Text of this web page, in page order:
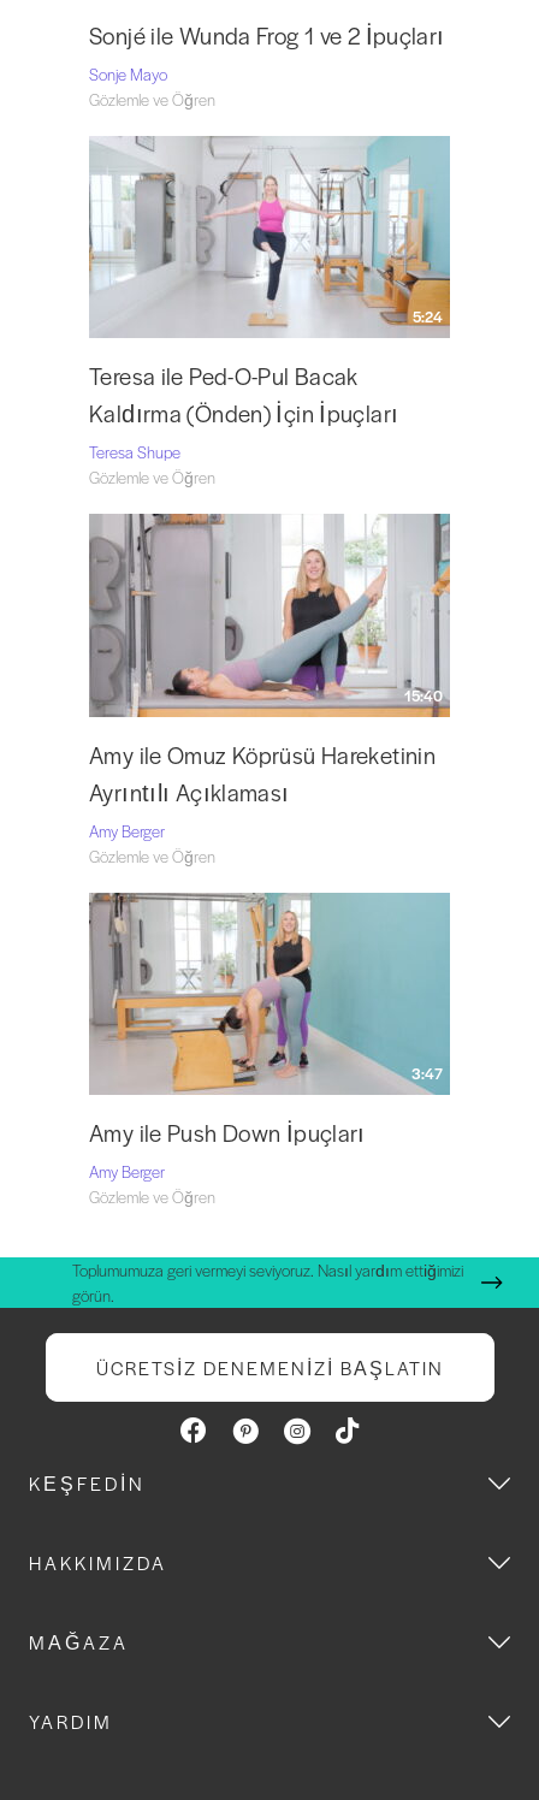
Sonjé ile Wunda Frog 1 ve 2 İpuçları
Sonje Mayo
Gözlemle ve Öğren
5:24
Teresa ile Ped-O-Pul Bacak
Kaldırma (Önden) İçin İpuçları
Teresa Shupe
Gözlemle ve Öğren
15:40
Amy ile Omuz Köprüsü Hareketinin
Ayrıntılı Açıklaması
Amy Berger
Gözlemle ve Öğren
3:47
Amy ile Push Down İpuçları
Amy Berger
Gözlemle ve Öğren
Toplumumuza geri vermeyi seviyoruz. Nasıl yardım ettiğimizi
görün.
ÜCRETSIZ DENEMENIZI BAŞLATIN
KEŞFEDIN
HAKKIMIZDA
MAĞAZA
YARDIM